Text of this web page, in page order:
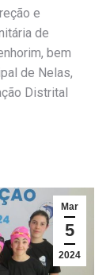
e
de
bem
de Nelas,
Distrital
Mar
5
2024